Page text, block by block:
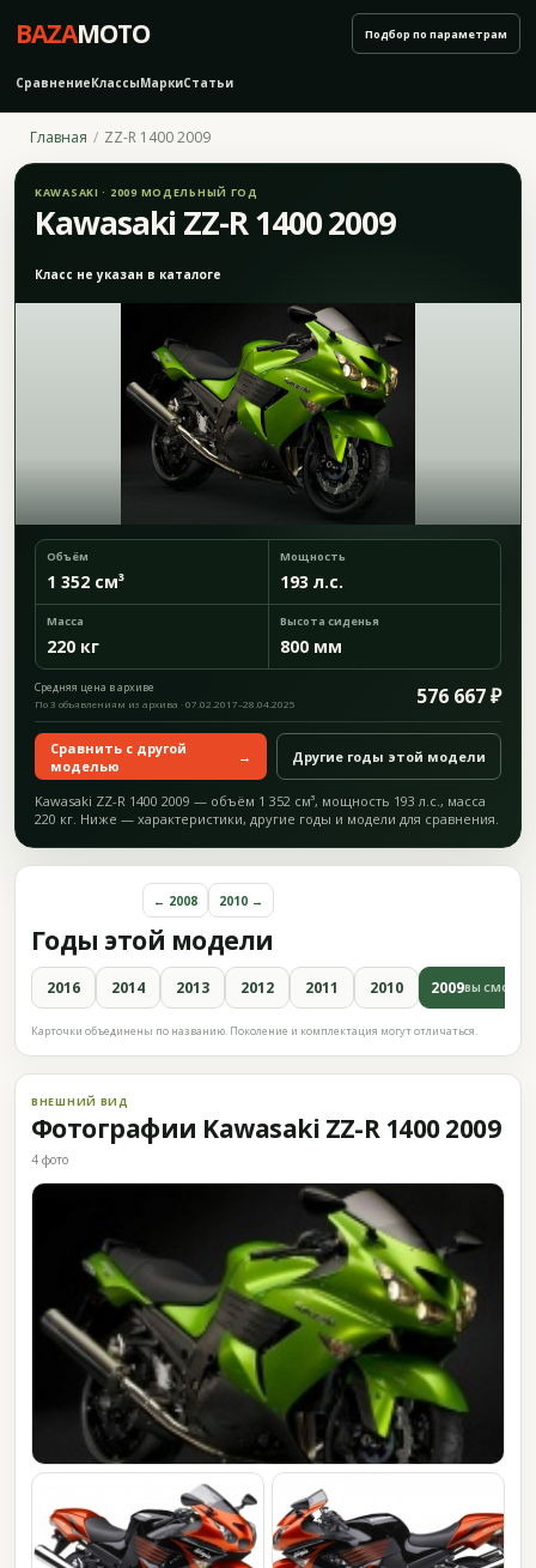
BAZAMOTO
СравнениеКлассыМаркиСтатьи
Подбор по параметрам
Главная ZZ-R 1400 2009
KAWASAKI · 2009 МОДЕЛЬНЫЙ ГОД
Kawasaki ZZ-R 1400 2009
Класс не указан в каталоге
Объём
1 352 см³
Мощность
193 л.с.
Масса
220 кг
Высота сиденья
800 мм
Средняя цена в архиве 576 667 ₽
По 3 объявлениям из архива · 07.02.2017–28.04.2025
Сравнить с другой
моделью
→ Другие годы этой модели
Kawasaki ZZ-R 1400 2009 — объём 1 352 см³, мощность 193 л.с., масса
220 кг. Ниже — характеристики, другие годы и модели для сравнения.
Годы этой модели
← 2008 2010 →
2016 2014 2013 2012 2011 2010 2009ВЫ
Карточки объединены по названию. Поколение и комплектация могут отличаться.
ВНЕШНИЙ ВИД
Фотографии Kawasaki ZZ-R 1400 2009
4 фото